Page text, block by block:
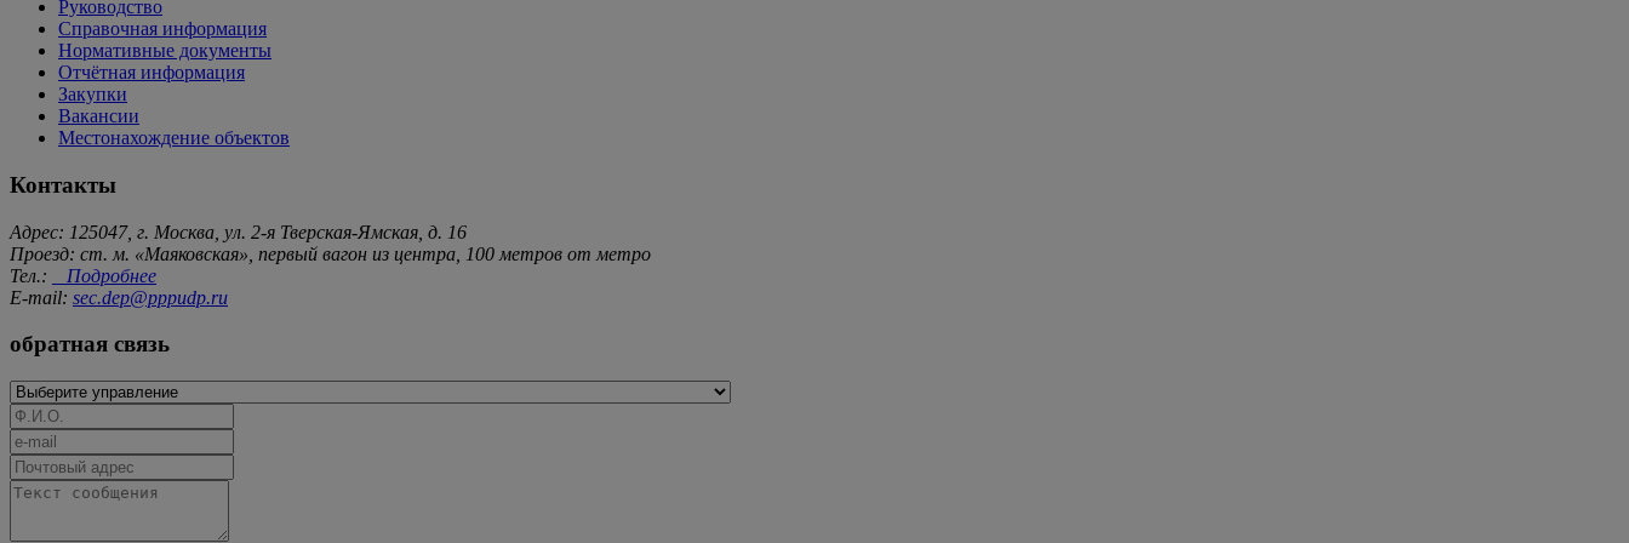
Руководство
Справочная информация
Нормативные документы
Отчётная информация
Закупки
Вакансии
Местонахождение объектов
Контакты
Адрес: 125047, г. Москва, ул. 2-я Тверская-Ямская, д. 16
Проезд: ст. м. «Маяковская», первый вагон из центра, 100 метров от метро
Тел.:
Подробнее
E-mail: sec.dep@pppudp.ru
обратная связь